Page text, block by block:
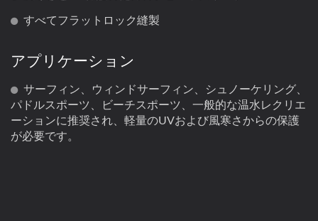
すべてフラットロック縫製
アプリケーション
サーフィン、ウィンドサーフィン、シュノーケリング、
パドルスポーツ、ビーチスポーツ、一般的な温水レクリエ
ーションに推奨され、軽量のUVおよび風寒さからの保護
が必要です。